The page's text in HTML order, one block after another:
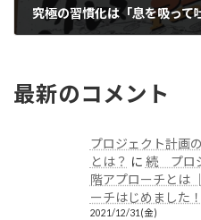
究極の習慣化は「息を吸って
最新のコメント
プロジェクト計画
とは？ に 続 プロ
階アプローチとは
ーチはじめました！
2021/12/31(金)